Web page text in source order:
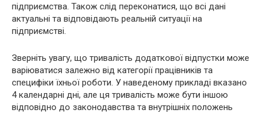
підприємства. Також слід переконатися, що всі дані
актуальні та відповідають реальній ситуації на
підприємстві.
Зверніть увагу, що тривалість додаткової відпустки може
варіюватися залежно від категорії працівників та
специфіки їхньої роботи. У наведеному прикладі вказано
4 календарні дні, але ця тривалість може бути іншою
відповідно до законодавства та внутрішніх положень